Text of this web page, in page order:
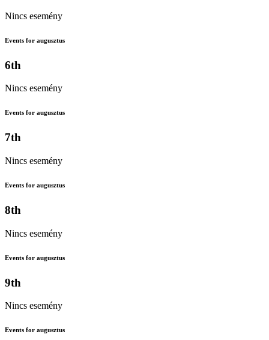
Nincs esemény
Events for augusztus
6th
Nincs esemény
Events for augusztus
7th
Nincs esemény
Events for augusztus
8th
Nincs esemény
Events for augusztus
9th
Nincs esemény
Events for augusztus